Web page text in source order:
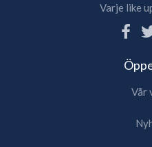
Varje like
Vår